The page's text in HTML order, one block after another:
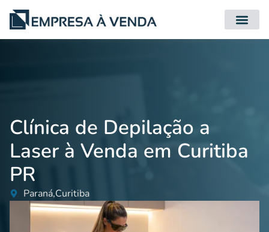
Clínica de Depilação a
Laser à Venda em Curitiba
PR
Paraná,Curitiba